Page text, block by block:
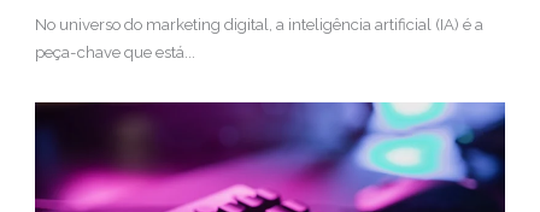
No universo do marketing digital, a inteligência artificial (IA) é a
peça-chave que está...